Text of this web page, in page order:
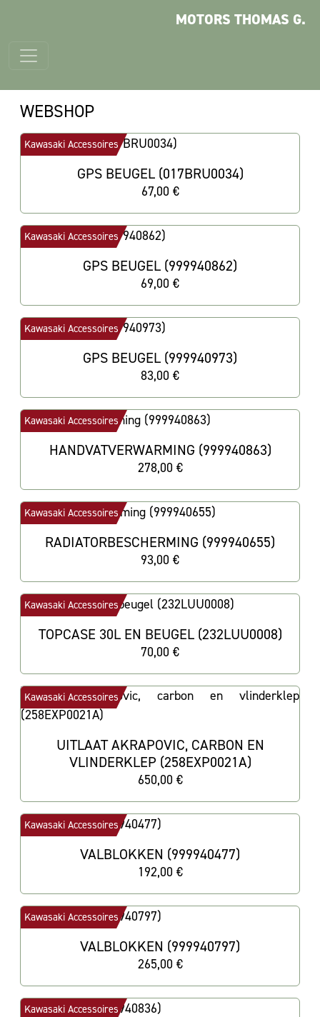
MOTORS THOMAS G.
WEBSHOP
Kawasaki Accessoires
GPS BEUGEL (017BRU0034)
67,00 €
Kawasaki Accessoires
GPS BEUGEL (999940862)
69,00 €
Kawasaki Accessoires
GPS BEUGEL (999940973)
83,00 €
Kawasaki Accessoires
HANDVATVERWARMING (999940863)
278,00 €
Kawasaki Accessoires
RADIATORBESCHERMING (999940655)
93,00 €
Kawasaki Accessoires
TOPCASE 30L EN BEUGEL (232LUU0008)
70,00 €
Kawasaki Accessoires
UITLAAT AKRAPOVIC, CARBON EN
VLINDERKLEP (258EXP0021A)
650,00 €
Kawasaki Accessoires
VALBLOKKEN (999940477)
192,00 €
Kawasaki Accessoires
VALBLOKKEN (999940797)
265,00 €
Kawasaki Accessoires